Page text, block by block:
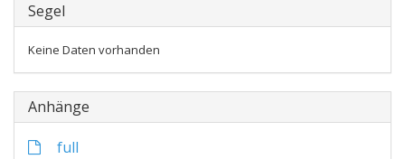
Segel
Keine Daten vorhanden
Anhänge
full